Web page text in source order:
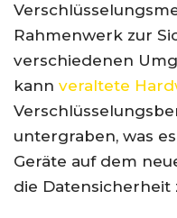
Rahmenwerk zur
verschiedenen
kann veraltete
untergraben, was
Geräte auf dem
die Datensicherheit